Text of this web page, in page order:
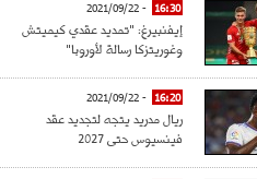
16:30
- 2021/09/22
إيفنبيرغ: "تمديد عقدي كيميتش
وغوريتزكا رسالة لأوروبا"
16:20
- 2021/09/22
ريال مدريد يتجه لتجديد عقد
فينسيوس حتى 2027